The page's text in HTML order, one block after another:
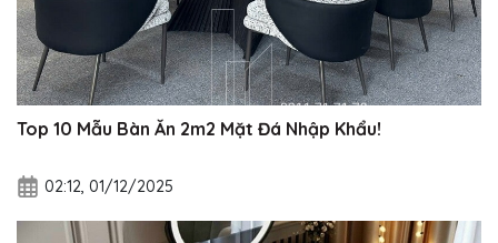
Top 10 Mẫu Bàn Ăn 2m2 Mặt Đá Nhập Khẩu!
02:12, 01/12/2025